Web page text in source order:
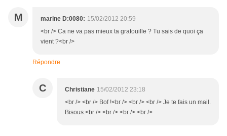
M marine D:0080: 15/02/2012 20:59
<br /> Ca ne va pas mieux ta gratouille ? Tu sais de quoi ça
vient ?<br />
Répondre
C Christiane 15/02/2012 23:18
<br /> <br /> Bof !<br /> <br /> <br /> Je te fais un mail.
Bisous.<br /> <br /> <br /> <br />